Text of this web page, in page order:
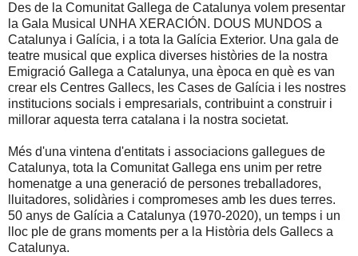
Des de la Comunitat Gallega de Catalunya volem presentar
la Gala Musical UNHA XERACIÓN. DOUS MUNDOS a
Catalunya i Galícia, i a tota la Galícia Exterior. Una gala de
teatre musical que explica diverses històries de la nostra
Emigració Gallega a Catalunya, una època en què es van
crear els Centres Gallecs, les Cases de Galícia i les nostres
institucions socials i empresarials, contribuint a construir i
millorar aquesta terra catalana i la nostra societat.
Més d'una vintena d'entitats i associacions gallegues de
Catalunya, tota la Comunitat Gallega ens unim per retre
homenatge a una generació de persones treballadores,
lluitadores, solidàries i compromeses amb les dues terres.
50 anys de Galícia a Catalunya (1970-2020), un temps i un
lloc ple de grans moments per a la Història dels Gallecs a
Catalunya.